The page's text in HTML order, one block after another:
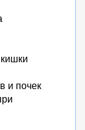
и почек